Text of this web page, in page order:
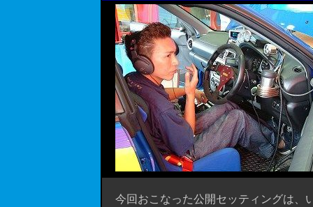
今回おこなった公開セッティングは、